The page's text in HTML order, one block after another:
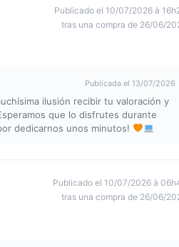
Publicado el 10/07/2026 à
tras una compra de 26/06/
Publicada el 13/07/2026
ilusión recibir tu valoración y
que lo disfrutes durante
dedicarnos unos minutos!
Publicado el 10/07/2026 à
tras una compra de 26/06/